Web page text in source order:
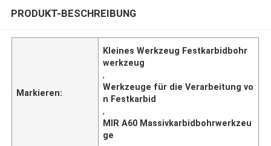
PRODUKT-BESCHREIBUNG
Markieren:
Kleines Werkzeug Festkarbidbohr
werkzeug
,
Werkzeuge für die Verarbeitung vo
n Festkarbid
,
MIR A60 Massivkarbidbohrwerkzeu
ge